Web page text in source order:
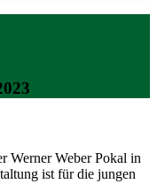
Werner Weber Pokal in
ist für die jungen